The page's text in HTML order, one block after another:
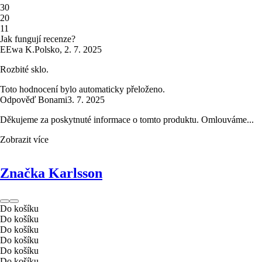
30
20
11
Jak fungují recenze?
EEwa K.Polsko, 2. 7. 2025
Rozbité sklo.
Toto hodnocení bylo automaticky přeloženo.
Odpověď Bonami3. 7. 2025
Děkujeme za poskytnuté informace o tomto produktu. Omlouváme...
Zobrazit více
Značka Karlsson
Do košíku
Do košíku
Do košíku
Do košíku
Do košíku